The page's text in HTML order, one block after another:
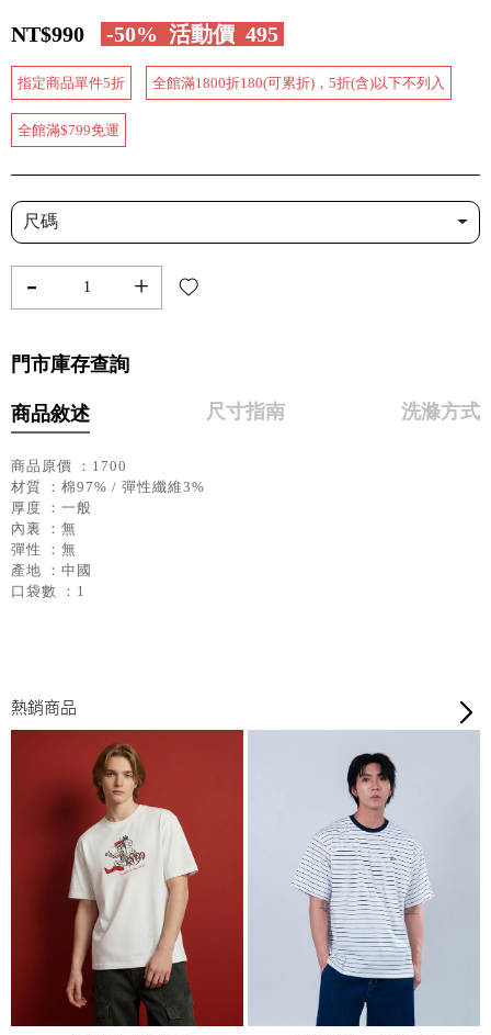
NT$990 -50% 活動價 495
指定商品單件5折 全館滿1800折180(可累折)，5折(含)以下不列入
全館滿$799免運
尺碼
- +
門市庫存查詢
商品敘述 尺寸指南 洗滌方式
商品原價 ：1700
材質 ：棉97% / 彈性纖維3%
厚度 ：一般
內裏 ：無
彈性 ：無
產地 ：中國
口袋數 ：1
熱銷商品